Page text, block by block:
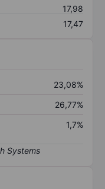
17,98
17,47
23,08%
26,77%
1,7%